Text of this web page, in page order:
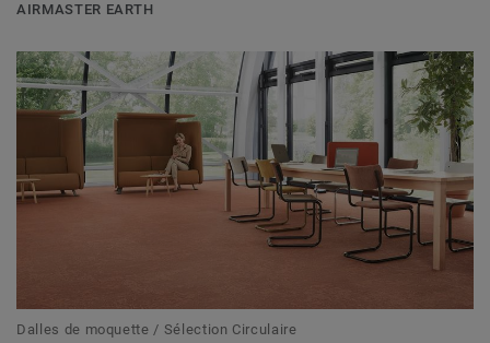
AIRMASTER EARTH
Dalles de moquette / Sélection Circulaire